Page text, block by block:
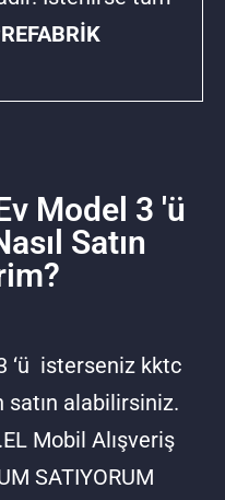
Model 3 'ü
Satın
‘ü isterseniz kktc
alabilirsiniz.
Mobil Alışveriş
SATIYORUM